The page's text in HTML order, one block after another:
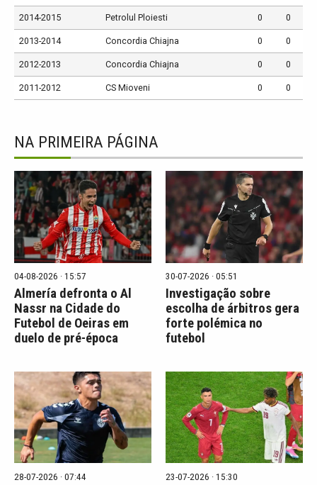
2014-2015 Petrolul Ploiesti 0 0
2013-2014 Concordia Chiajna 0 0
2012-2013 Concordia Chiajna 0 0
2011-2012 CS Mioveni 0 0
NA PRIMEIRA PÁGINA
04-08-2026 · 15:57
Almería defronta o Al
Nassr na Cidade do
Futebol de Oeiras em
duelo de pré-época
30-07-2026 · 05:51
Investigação sobre
escolha de árbitros gera
forte polémica no
futebol
28-07-2026 · 07:44 23-07-2026 · 15:30